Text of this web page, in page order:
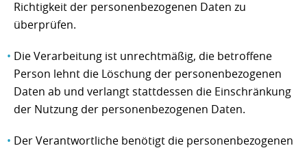
Richtigkeit der personenbezogenen Daten zu
überprüfen.
Die Verarbeitung ist unrechtmäßig, die betroffene
Person lehnt die Löschung der personenbezogenen
Daten ab und verlangt stattdessen die Einschränkung
der Nutzung der personenbezogenen Daten.
Der Verantwortliche benötigt die personenbezogenen